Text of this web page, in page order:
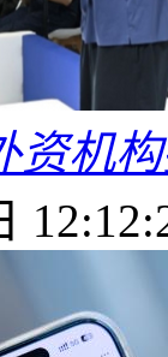
资机